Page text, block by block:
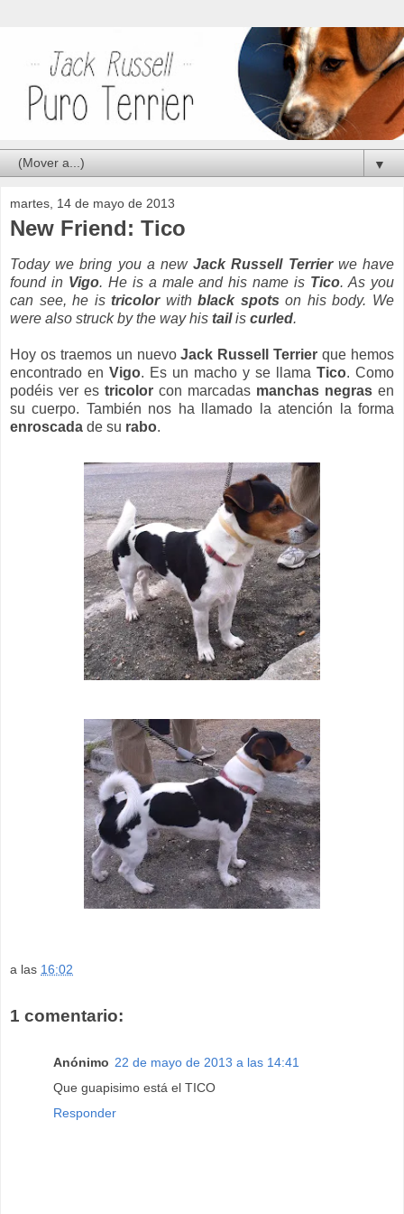
▼
martes, 14 de mayo de 2013
New Friend: Tico
Today we bring you a newJack Russell Terrierwe have
found in Vigo. He is a male and his name is Tico. As you
can see, he istricolorwithblack spots on his body. We
were also struck by the way his tailis curled.
Hoy os traemos un nuevoJack Russell Terrier que hemos
encontrado en Vigo. Es un macho y se llama Tico. Como
podéis ver es tricolor con marcadas manchas negras en
su cuerpo. También nos ha llamado la atención la forma
enroscada de su rabo.
a las 16:02
1 comentario:
Anónimo 22 de mayo de 2013 a las 14:41
Que guapisimo está el TICO
Responder